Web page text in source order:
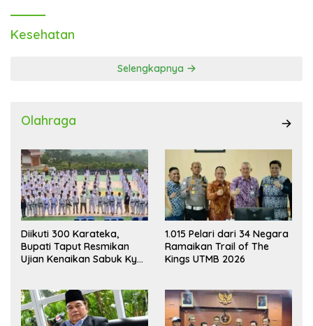
Kesehatan
Selengkapnya
Olahraga
Diikuti 300 Karateka,
Bupati Taput Resmikan
Ujian Kenaikan Sabuk Kyu
1.015 Pelari dari 34 Negara
Ramaikan Trail of The
Kings UTMB 2026